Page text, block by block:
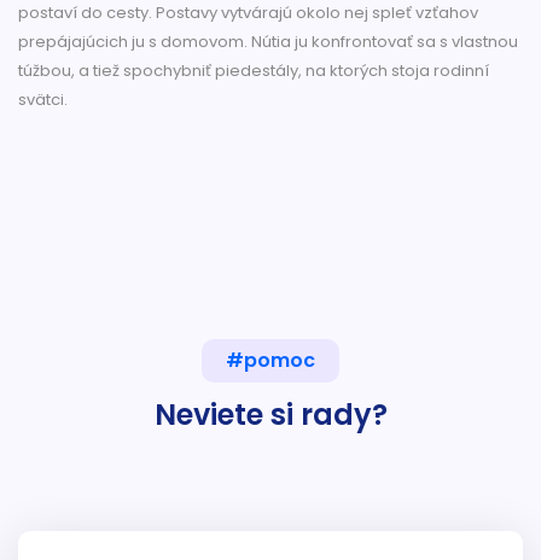
postaví do cesty. Postavy vytvárajú okolo nej spleť vzťahov
prepájajúcich ju s domovom. Nútia ju konfrontovať sa s vlastnou
túžbou, a tiež spochybniť piedestály, na ktorých stoja rodinní
svätci.
#pomoc
Neviete si rady?